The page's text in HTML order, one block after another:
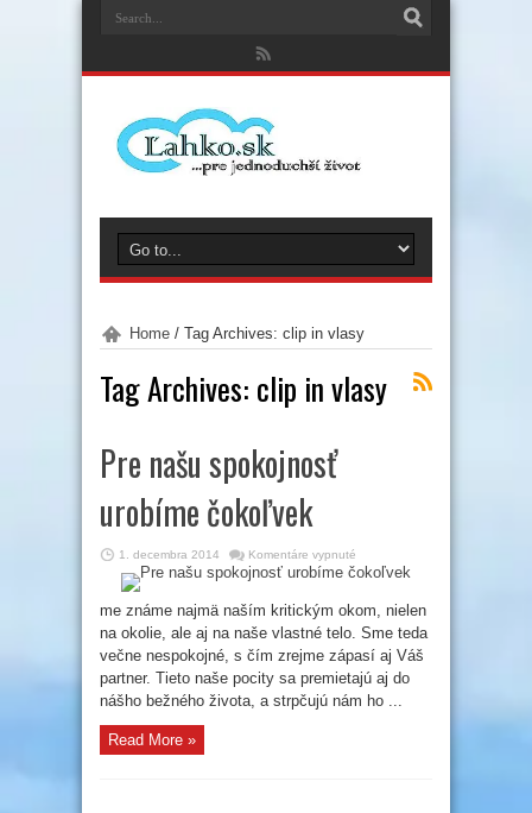
Home / Tag Archives: clip in vlasy
Tag Archives: clip in vlasy
Pre našu spokojnosť
urobíme čokoľvek
1. decembra 2014 Komentáre vypnuté
Pre
našu
urobíme
čokoľvek
me známe najmä naším kritickým okom, nielen
na okolie, ale aj na naše vlastné telo. Sme teda
večne nespokojné, s čím zrejme zápasí aj Váš
partner. Tieto naše pocity sa premietajú aj do
nášho bežného života, a strpčujú nám ho ...
Read More »